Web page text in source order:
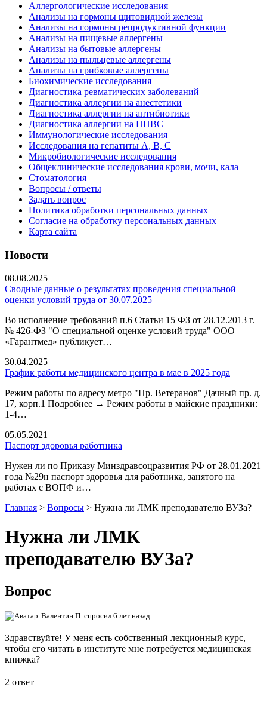
Аллергологические исследования
Анализы на гормоны щитовидной железы
Анализы на гормоны репродуктивной функции
Анализы на пищевые аллергены
Анализы на бытовые аллергены
Анализы на пыльцевые аллергены
Анализы на грибковые аллергены
Биохимические исследования
Диагностика ревматических заболеваний
Диагностика аллергии на анестетики
Диагностика аллергии на антибиотики
Диагностика аллергии на НПВС
Иммунологические исследования
Исследования на гепатиты А, В, С
Микробиологические исследования
Общеклинические исследования крови, мочи, кала
Стоматология
Вопросы / ответы
Задать вопрос
Политика обработки персональных данных
Согласие на обработку персональных данных
Карта сайта
Новости
08.08.2025
Сводные данные о результатах проведения специальной
оценки условий труда от 30.07.2025
Во исполнение требований п.6 Статьи 15 ФЗ от 28.12.2013 г.
№ 426-ФЗ "О специальной оценке условий труда" ООО
«Гарантмед» публикует…
30.04.2025
График работы медицинского центра в мае в 2025 года
Режим работы по адресу метро "Пр. Ветеранов" Дачный пр. д.
17, корп.1 Подробнее → Режим работы в майские праздники:
1-4…
05.05.2021
Паспорт здоровья работника
Нужен ли по Приказу Минздравсоцразвития РФ от 28.01.2021
года №29н паспорт здоровья для работника, занятого на
работах с ВОПФ и…
Главная > Вопросы > Нужна ли ЛМК преподавателю ВУЗа?
Нужна ли ЛМК
преподавателю ВУЗа?
Вопрос
Валентин П. спросил 6 лет назад
Здравствуйте! У меня есть собственный лекционный курс,
чтобы его читать в институте мне потребуется медицинская
книжка?
2 ответ